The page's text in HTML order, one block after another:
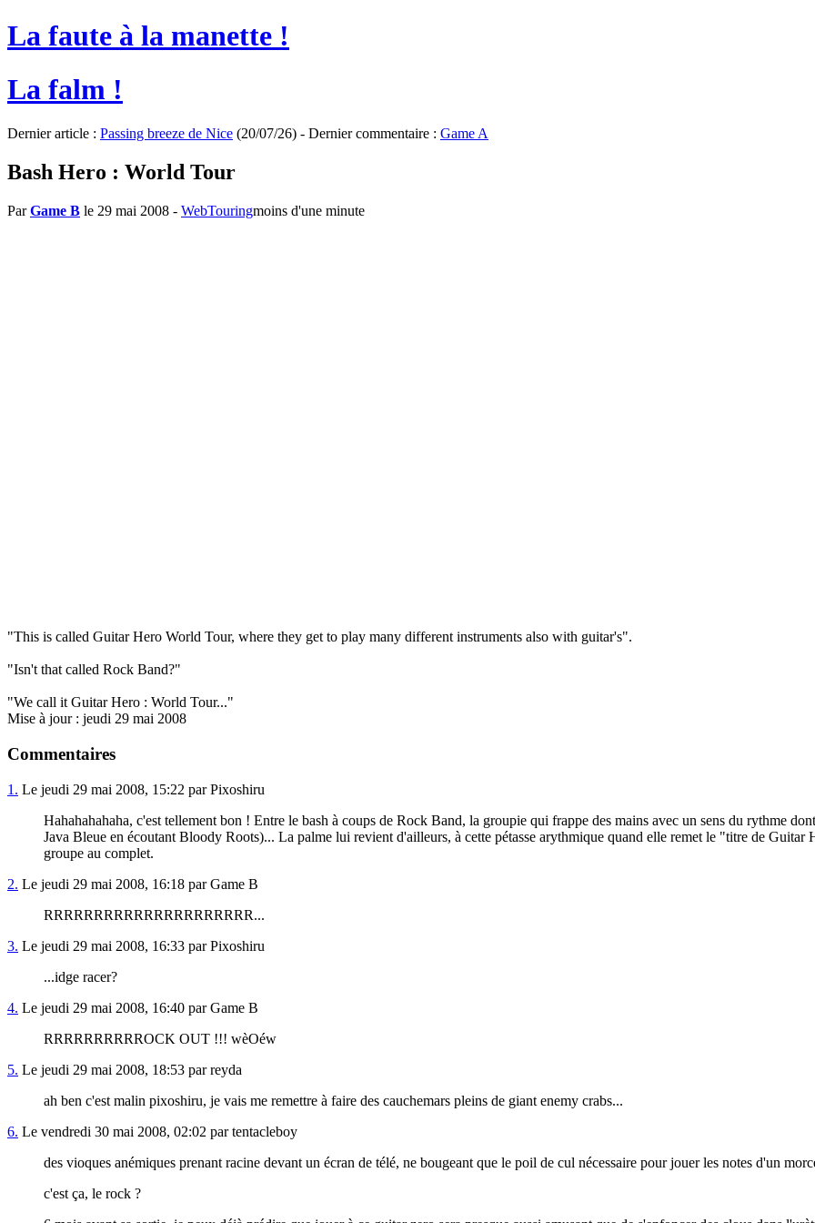
La faute à la manette !
La falm !
Dernier article : Passing breeze de Nice (20/07/26) - Dernier commentaire : Game A
Bash Hero : World Tour
ParGame B le 29 mai 2008 - WebTouringmoins d'une minute
"This is called Guitar Hero World Tour, where they get to play many different instruments also with guitar's".
"Isn't that called Rock Band?"
"We call it Guitar Hero : World Tour..."
Mise à jour : jeudi 29 mai 2008
Commentaires
1. Le jeudi 29 mai 2008, 15:22 par Pixoshiru
Hahahahahaha, c'est tellement bon ! Entre le bash à coups de Rock Band, la groupie qui frappe des mains avec un sens du rythme
Java Bleue en écoutant Bloody Roots)... La palme lui revient d'ailleurs, à cette pétasse arythmique quand elle remet le "titre de
groupe au complet.
2. Le jeudi 29 mai 2008, 16:18 par Game B
RRRRRRRRRRRRRRRRRRRRR...
3. Le jeudi 29 mai 2008, 16:33 par Pixoshiru
...idge racer?
4. Le jeudi 29 mai 2008, 16:40 par Game B
RRRRRRRRRROCK OUT !!! wèOéw
5. Le jeudi 29 mai 2008, 18:53 par reyda
ah ben c'est malin pixoshiru, je vais me remettre à faire des cauchemars pleins de giant enemy crabs...
6. Le vendredi 30 mai 2008, 02:02 par tentacleboy
des vioques anémiques prenant racine devant un écran de télé, ne bougeant que le poil de cul nécessaire pour jouer les notes d'un
c'est ça, le rock ?